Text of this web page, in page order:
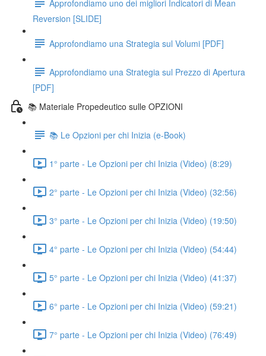
Approfondiamo uno dei migliori Indicatori di Mean
Reversion [SLIDE]
Approfondiamo una Strategia sul Volumi [PDF]
Approfondiamo una Strategia sul Prezzo di Apertura
[PDF]
📚 Materiale Propedeutico sulle OPZIONI
📚 Le Opzioni per chi Inizia (e-Book)
1° parte - Le Opzioni per chi Inizia (Video) (8:29)
2° parte - Le Opzioni per chi Inizia (Video) (32:56)
3° parte - Le Opzioni per chi Inizia (Video) (19:50)
4° parte - Le Opzioni per chi Inizia (Video) (54:44)
5° parte - Le Opzioni per chi Inizia (Video) (41:37)
6° parte - Le Opzioni per chi Inizia (Video) (59:21)
7° parte - Le Opzioni per chi Inizia (Video) (76:49)